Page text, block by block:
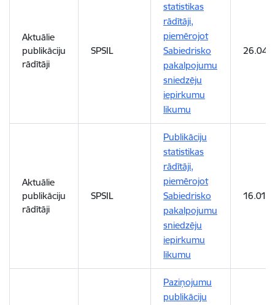
Aktuālie
publikāciju
rādītāji
SPSIL
statistikas
rādītāji,
piemērojot
Sabiedrisko
pakalpojumu
sniedzēju
iepirkumu
likumu
Aktuālie
publikāciju
rādītāji
SPSIL
Publikāciju
statistikas
rādītāji,
piemērojot
Sabiedrisko
pakalpojumu
sniedzēju
iepirkumu
likumu
Paziņojumu
publikāciju